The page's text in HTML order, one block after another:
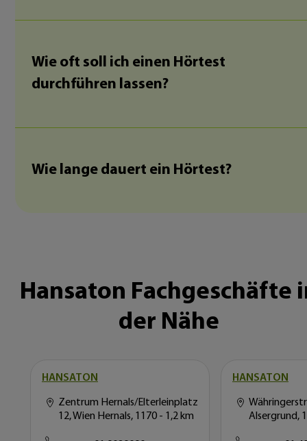
Wie oft soll ich einen Hörtest
durchführen lassen?
Wie lange dauert ein Hörtest?
Hansaton Fachgeschäfte
der Nähe
HANSATON
Zentrum Hernals/Elterleinplatz
12, Wien Hernals, 1170 - 1,2 km
HANSATON
Alsergrund,